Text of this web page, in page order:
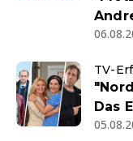
TV-
Das